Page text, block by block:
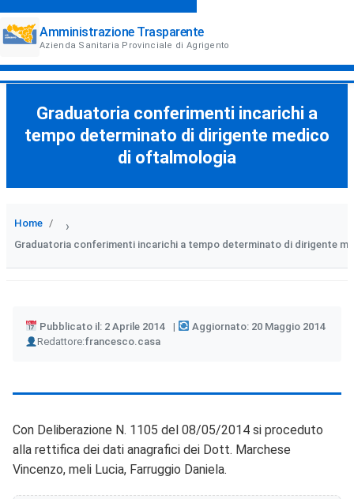
Amministrazione Trasparente
Azienda Sanitaria Provinciale di Agrigento
Graduatoria conferimenti incarichi a
tempo determinato di dirigente medico
di oftalmologia
Home ›
Graduatoria conferimenti incarichi a tempo determinato di dirigente
Pubblicato il: 2 Aprile 2014
Aggiornato: 20 Maggio 2014
Redattore:
Author francesco.casa
Con Deliberazione N. 1105 del 08/05/2014 si proceduto
alla rettifica dei dati anagrafici dei Dott. Marchese
Vincenzo, meli Lucia, Farruggio Daniela.